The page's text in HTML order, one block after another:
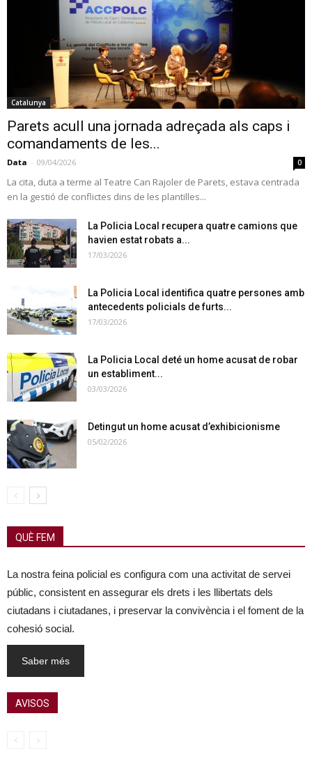
Catalunya
Parets acull una jornada adreçada als caps i
comandaments de les...
Data - 09/04/2026 0
La cita, duta a terme al Teatre Can Rajoler de Parets, estava centrada
en la gestió de conflictes dins de les plantilles...
La Policia Local recupera quatre camions que
havien estat robats a...
17/03/2026
La Policia Local identifica quatre persones amb
antecedents policials de furts...
17/03/2026
La Policia Local deté un home acusat de robar
un establiment...
03/03/2026
Detingut un home acusat d’exhibicionisme
05/02/2026
QUÈ FEM
La nostra feina policial es configura com una activitat de servei
públic, consistent en assegurar els drets i les llibertats dels
ciutadans i ciutadanes, i preservar la convivència i el foment de la
cohesió social.
Saber més
AVISOS